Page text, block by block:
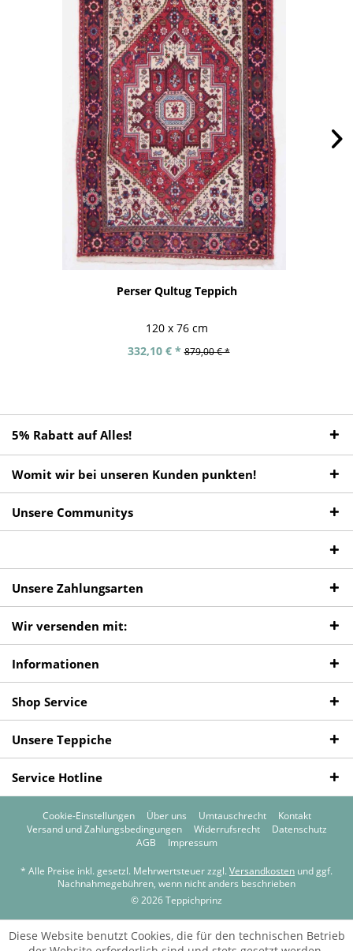
Perser Qultug Teppich
120 x 76 cm
332,10 € * 879,00 € *
5% Rabatt auf Alles!
Womit wir bei unseren Kunden punkten!
Unsere Communitys
Unsere Zahlungsarten
Wir versenden mit:
Informationen
Shop Service
Unsere Teppiche
Service Hotline
Cookie-Einstellungen Über uns Umtauschrecht
Kontakt
Versand und Zahlungsbedingungen
Widerrufsrecht
Datenschutz
AGB
Impressum
* Alle Preise inkl. gesetzl. Mehrwertsteuer zzgl. Versandkosten und ggf.
Nachnahmegebühren, wenn nicht anders beschrieben
© 2026 Teppichprinz
Diese Website benutzt Cookies, die für den technischen Betrieb